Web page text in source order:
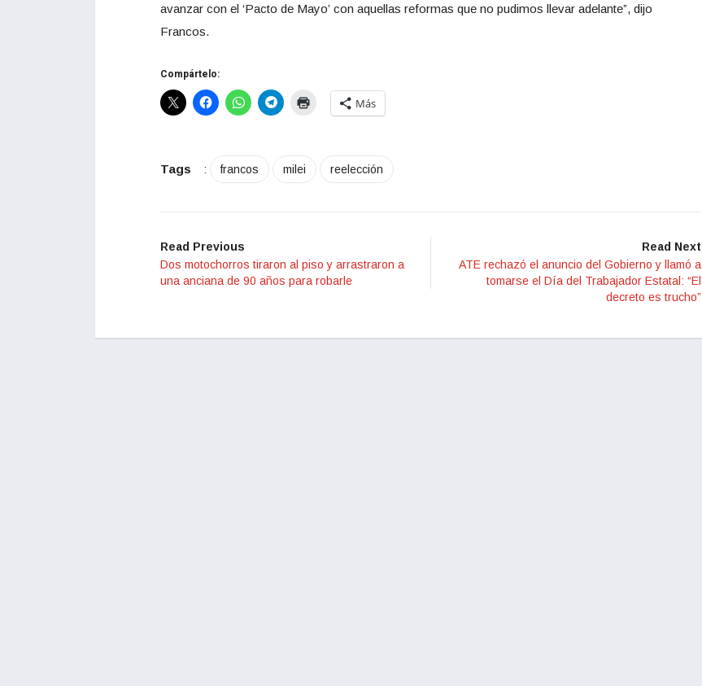
avanzar con el ‘Pacto de Mayo’ con aquellas reformas que no pudimos llevar adelante”, dijo
Francos.
Compártelo:
Más
Tags : francos milei reelección
Read Previous
Dos motochorros tiraron al piso y arrastraron a
una anciana de 90 años para robarle
Read Next
ATE rechazó el anuncio del Gobierno y llamó a
tomarse el Día del Trabajador Estatal: “El
decreto es trucho”